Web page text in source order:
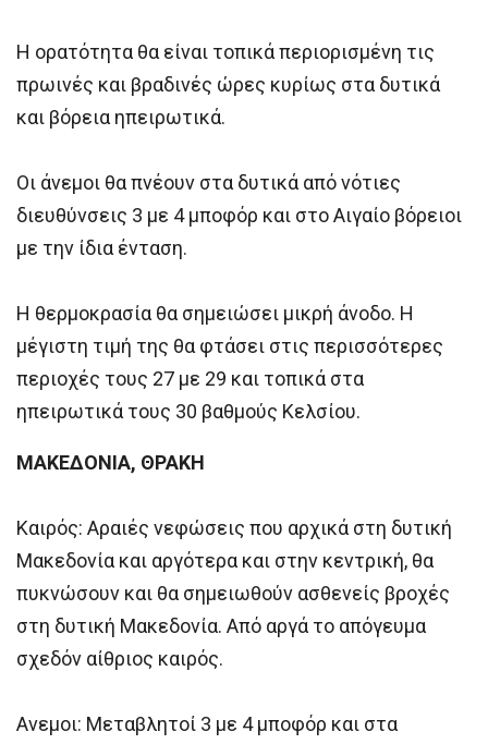
Η ορατότητα θα είναι τοπικά περιορισμένη τις
πρωινές και βραδινές ώρες κυρίως στα δυτικά
και βόρεια ηπειρωτικά.
Οι άνεμοι θα πνέουν στα δυτικά από νότιες
διευθύνσεις 3 με 4 μποφόρ και στο Αιγαίο βόρειοι
με την ίδια ένταση.
Η θερμοκρασία θα σημειώσει μικρή άνοδο. Η
μέγιστη τιμή της θα φτάσει στις περισσότερες
περιοχές τους 27 με 29 και τοπικά στα
ηπειρωτικά τους 30 βαθμούς Κελσίου.
ΜΑΚΕΔΟΝΙΑ, ΘΡΑΚΗ
Καιρός: Αραιές νεφώσεις που αρχικά στη δυτική
Μακεδονία και αργότερα και στην κεντρική, θα
πυκνώσουν και θα σημειωθούν ασθενείς βροχές
στη δυτική Μακεδονία. Από αργά το απόγευμα
σχεδόν αίθριος καιρός.
Ανεμοι: Μεταβλητοί 3 με 4 μποφόρ και στα